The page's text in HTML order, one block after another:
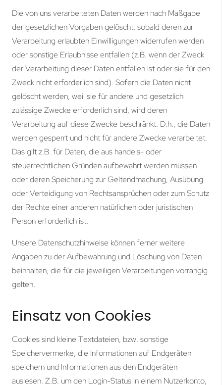
Die von uns verarbeiteten Daten werden nach Maßgabe
der gesetzlichen Vorgaben gelöscht, sobald deren zur
Verarbeitung erlaubten Einwilligungen widerrufen werden
oder sonstige Erlaubnisse entfallen (z.B. wenn der Zweck
der Verarbeitung dieser Daten entfallen ist oder sie für den
Zweck nicht erforderlich sind). Sofern die Daten nicht
gelöscht werden, weil sie für andere und gesetzlich
zulässige Zwecke erforderlich sind, wird deren
Verarbeitung auf diese Zwecke beschränkt. D.h., die Daten
werden gesperrt und nicht für andere Zwecke verarbeitet.
Das gilt z.B. für Daten, die aus handels- oder
steuerrechtlichen Gründen aufbewahrt werden müssen
oder deren Speicherung zur Geltendmachung, Ausübung
oder Verteidigung von Rechtsansprüchen oder zum Schutz
der Rechte einer anderen natürlichen oder juristischen
Person erforderlich ist.
Unsere Datenschutzhinweise können ferner weitere
Angaben zu der Aufbewahrung und Löschung von Daten
beinhalten, die für die jeweiligen Verarbeitungen vorrangig
gelten.
Einsatz von Cookies
Cookies sind kleine Textdateien, bzw. sonstige
Speichervermerke, die Informationen auf Endgeräten
speichern und Informationen aus den Endgeräten
auslesen. Z.B. um den Login-Status in einem Nutzerkonto,